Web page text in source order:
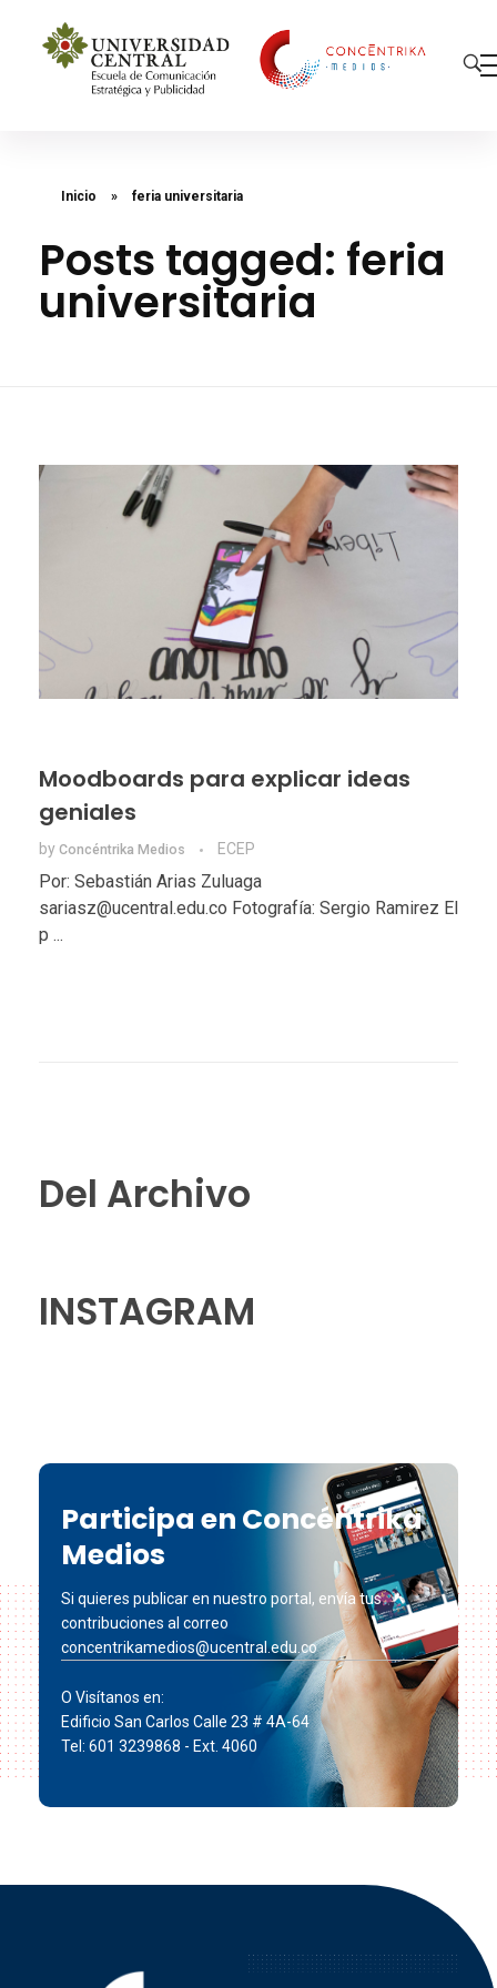
Inicio » feria universitaria
Posts tagged: feria
universitaria
Moodboards para explicar ideas
geniales
by Concéntrika Medios ECEP
Por: Sebastián Arias Zuluaga
sariasz@ucentral.edu.co Fotografía: Sergio Ramirez El
p ...
Del Archivo
INSTAGRAM
Participa en Concéntrika
Medios
Si quieres publicar en nuestro portal, envía tus
contribuciones al correo
concentrikamedios@ucentral.edu.co
O Visítanos en:
Edificio San Carlos Calle 23 # 4A-64
Tel: 601 3239868 - Ext. 4060